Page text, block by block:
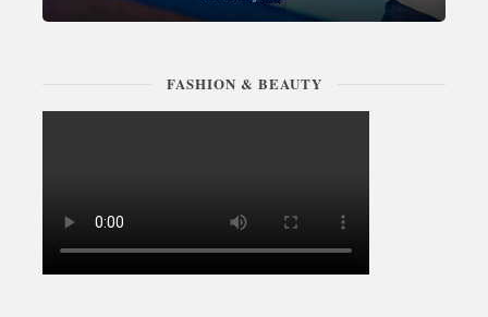
FASHION & BEAUTY